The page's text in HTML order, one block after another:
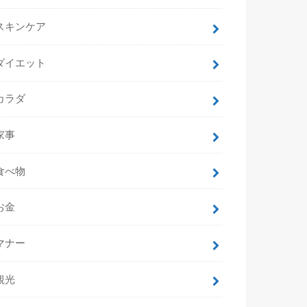
キンケア
イエット
ラダ
事
べ物
金
ナー
光